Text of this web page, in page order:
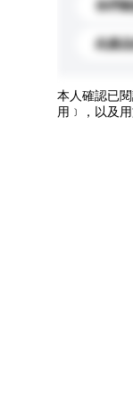
你們
此產
本人確認已
用﹞，以及